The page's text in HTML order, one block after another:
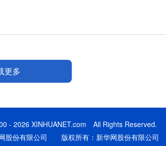
更多
- 2026 XINHUANET.com All Rights Reserved.
股份有限公司 版权所有：新华网股份有限公司